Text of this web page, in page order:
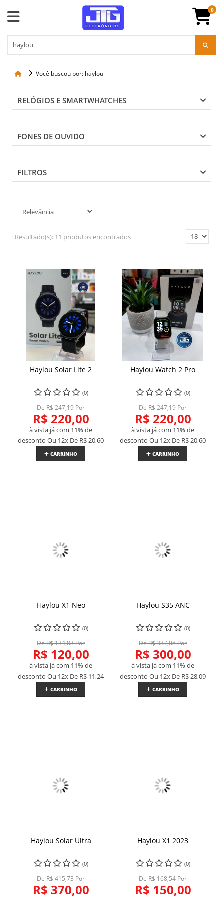
0
Você buscou por: haylou
RELÓGIOS E SMARTWHATCHES
FONES DE OUVIDO
FILTROS
Resultado(s): 11 produtos encontrados
Haylou Solar Lite 2
(0)
De R$ 247,19 Por
R$ 220,00
à vista já com 11% de
desconto Ou 12x De R$ 20,60
CARRINHO
Haylou Watch 2 Pro
(0)
De R$ 247,19 Por
R$ 220,00
à vista já com 11% de
desconto Ou 12x De R$ 20,60
CARRINHO
Haylou X1 Neo
(0)
De R$ 134,83 Por
R$ 120,00
à vista já com 11% de
desconto Ou 12x De R$ 11,24
CARRINHO
Haylou S35 ANC
(0)
De R$ 337,08 Por
R$ 300,00
à vista já com 11% de
desconto Ou 12x De R$ 28,09
CARRINHO
Haylou Solar Ultra
(0)
De R$ 415,73 Por
R$ 370,00
Haylou X1 2023
(0)
De R$ 168,54 Por
R$ 150,00